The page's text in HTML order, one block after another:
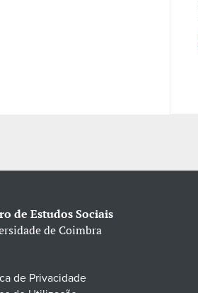
de Estudos Sociais
de Coimbra
de Privacidade